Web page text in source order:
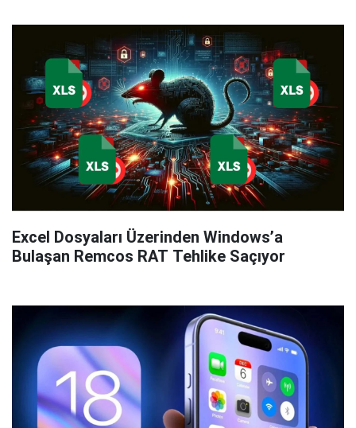
Excel Dosyaları Üzerinden Windows’a
Bulaşan Remcos RAT Tehlike Saçıyor